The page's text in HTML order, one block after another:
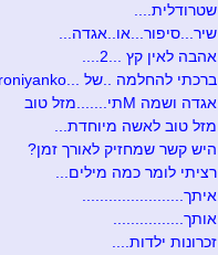
שטרודלית....
שיר...סיפור...או..אגדה...
אהבה לאין קץ ...2....
ברכתי להחלמה ..של ...roniyanko
אגדה ושמה Mתי.......מזל טוב
מזל טוב לאשה מיוחדת...
היש קשר שמחזיק לאורך זמן?
רציתי לומר כמה מילים...
איתך.......................
אותך................
זכרונות ילדות....